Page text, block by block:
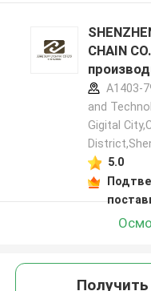
CHAIN
A1403-
and
Gigital
5.0